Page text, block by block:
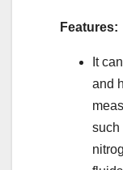
Features:
It
and
such